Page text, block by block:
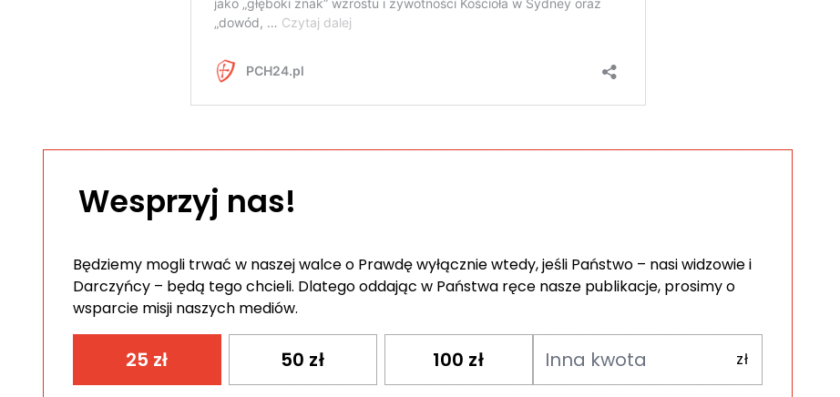
Wesprzyj nas!
Będziemy mogli trwać w naszej walce o Prawdę wyłącznie wtedy, jeśli Państwo – nasi widzowie i
Darczyńcy – będą tego chcieli. Dlatego oddając w Państwa ręce nasze publikacje, prosimy o
wsparcie misji naszych mediów.
25 zł 50 zł 100 zł